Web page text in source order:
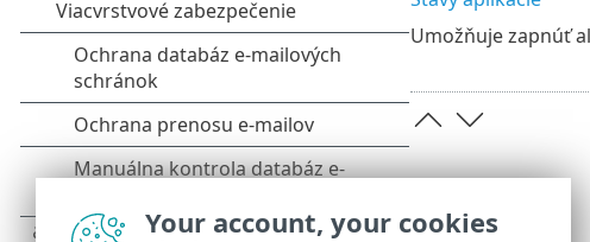
Umožňuje zapnúť
Your account, your cookies